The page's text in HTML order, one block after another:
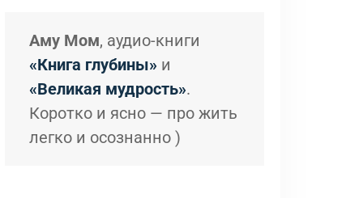
Аму Мом, аудио-книги
«Книга глубины» и
«Великая мудрость».
Коротко и ясно — про жить
легко и осознанно )